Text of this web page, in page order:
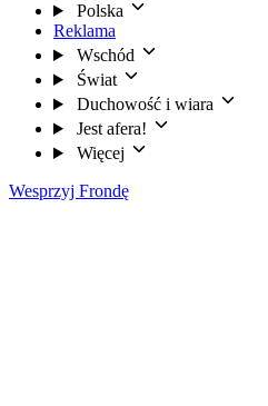
Polska
Reklama
Wschód
Świat
Duchowość i wiara
Jest afera!
Więcej
Wesprzyj Frondę